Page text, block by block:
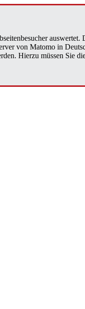
von Matomo in
Hierzu müssen Sie